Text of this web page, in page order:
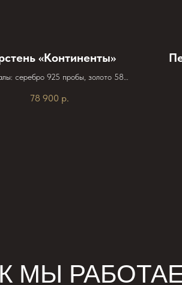
«Континенты»
серебро 925 пробы, золото 585
вес 17г, вес золотых якорей
78 900 р.
МЫ